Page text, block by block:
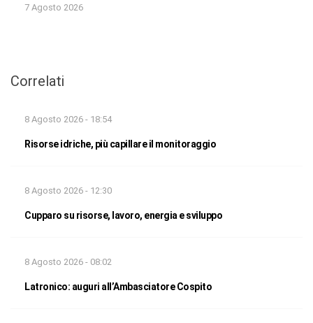
7 Agosto 2026
Correlati
8 Agosto 2026 - 18:54
Risorse idriche, più capillare il monitoraggio
8 Agosto 2026 - 12:30
Cupparo su risorse, lavoro, energia e sviluppo
8 Agosto 2026 - 08:02
Latronico: auguri all’Ambasciatore Cospito